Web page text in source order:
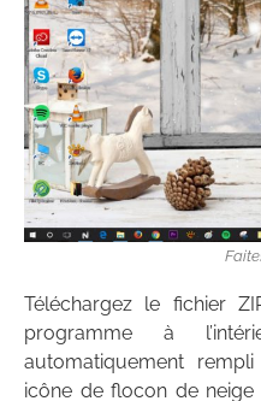
Téléchargez le fichier
programme à
automatiquement
icône de flocon de